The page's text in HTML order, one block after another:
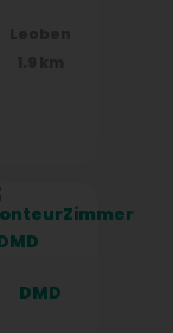
DMD